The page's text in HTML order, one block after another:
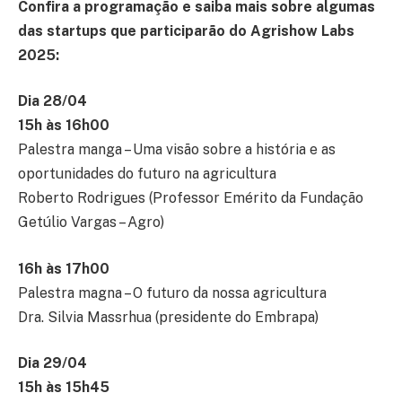
Confira a programação e saiba mais sobre algumas
das startups que participarão do Agrishow Labs
2025:
Dia 28/04
15h às 16h00
Palestra manga – Uma visão sobre a história e as
oportunidades do futuro na agricultura
Roberto Rodrigues (Professor Emérito da Fundação
Getúlio Vargas – Agro)
16h às 17h00
Palestra magna – O futuro da nossa agricultura
Dra. Silvia Massrhua (presidente do Embrapa)
Dia 29/04
15h às 15h45